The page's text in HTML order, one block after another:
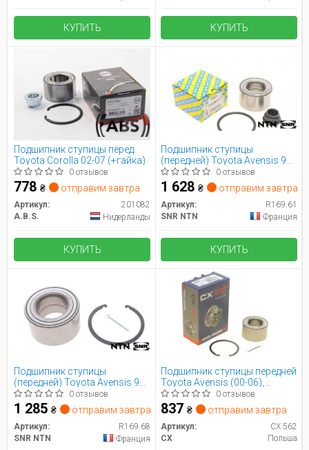
КУПИТЬ КУПИТЬ
Подшипник ступицы перед.
Toyota Corolla 02-07 (+гайка)
0 отзывов
778 ₴ отправим завтра
Артикул:
201082
A.B.S.
Нидерланды
КУПИТЬ
Подшипник ступицы
(передней) Toyota Avensis 97-
08/Corolla 97-07 (40x74x42)
0 отзывов
1 628 ₴ отправим завтра
Артикул:
R169.61
SNR NTN
Франция
КУПИТЬ
Подшипник ступицы
(передней) Toyota Avensis 97-
08/Corolla 97-070 отзывов
1 285 ₴ отправим завтра
Артикул:
R169.68
SNR NTN
Франция
Подшипник ступицы передней
Toyota Avensis (00-06),
Corolla (00-) (CX562) CX
0 отзывов
837 ₴ отправим завтра
Артикул:
CX 562
CX
Польша